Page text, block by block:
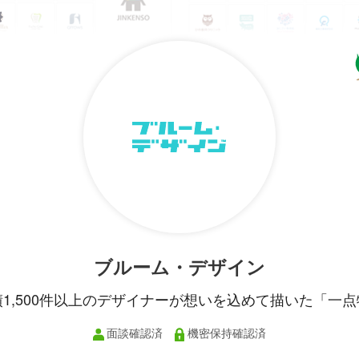
ブルーム・デザイン
件以上のデザイナーが想いを込めて描いた「一
面談確認済 機密保持確認済